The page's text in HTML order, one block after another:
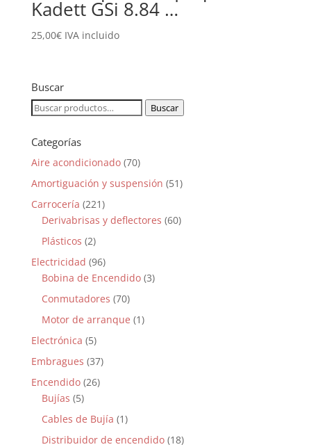
Kadett GSi 8.84 …
25,00€ IVA incluido
Buscar
Buscar
Buscar
Categorías
Aire acondicionado (70)
Amortiguación y suspensión (51)
Carrocería (221)
Derivabrisas y deflectores (60)
Plásticos (2)
Electricidad (96)
Bobina de Encendido (3)
Conmutadores (70)
Motor de arranque (1)
Electrónica (5)
Embragues (37)
Encendido (26)
Bujías (5)
Cables de Bujía (1)
Distribuidor de encendido (18)